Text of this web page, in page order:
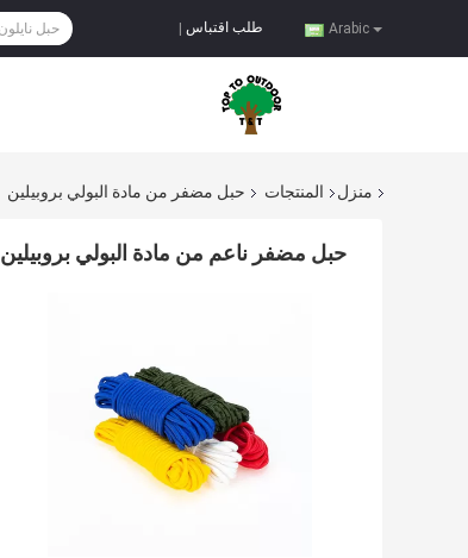
Arabic طلب اقتباس
منزل المنتجات حبل مضفر من مادة البولي بروبيلين
حبل مضفر ناعم من مادة البولي بروبيلين 10 مم 8-32 خيوط لشبكة الصيد